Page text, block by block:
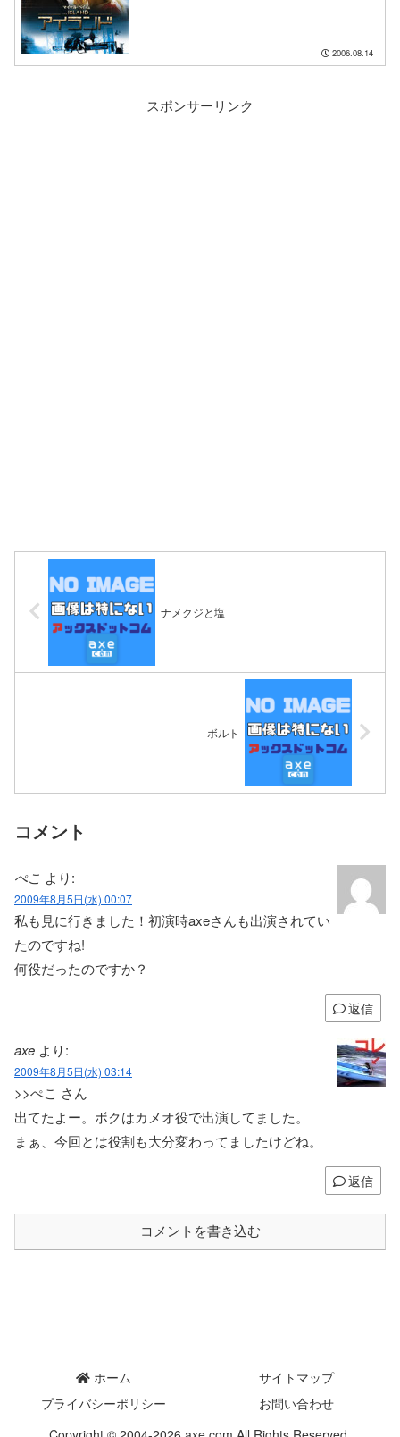
2006.08.14
スポンサーリンク
ナメクジと塩
ボルト
コメント
ぺこ より:
2009年8月5日(水) 00:07
私も見に行きました！初演時axeさんも出演されてい
たのですね!
何役だったのですか？
返信
axe より:
2009年8月5日(水) 03:14
>>ぺこ さん
出てたよー。ボクはカメオ役で出演してました。
まぁ、今回とは役割も大分変わってましたけどね。
返信
コメントを書き込む
ホーム
サイトマップ
プライバシーポリシー
お問い合わせ